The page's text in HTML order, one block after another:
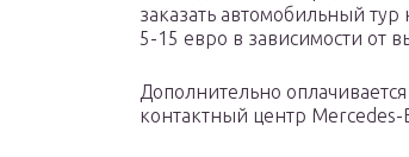
заказать автомобильный
5-15 евро в зависимости от
Дополнительно
контактный центр Mercedes-